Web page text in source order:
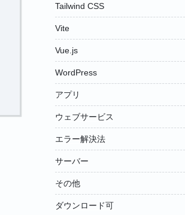
Tailwind CSS
Vite
Vue.js
WordPress
アプリ
ウェブサービス
エラー解決法
サーバー
その他
ダウンロード可